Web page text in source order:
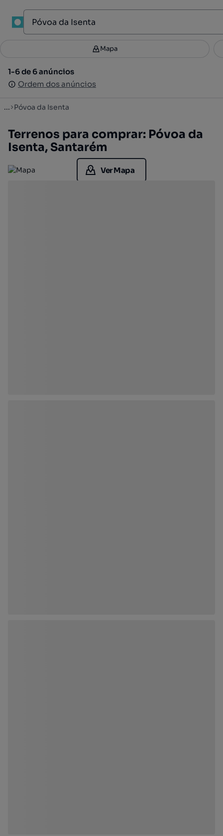
Filtros 2
1-6 de 6 anúncios
Ordem dos anúncios
Mapa
1-6 de 6 anúncios
Ordem dos anúncios
... Póvoa da Isenta
Terrenos para comprar: Póvoa da
Isenta, Santarém
Ver Mapa